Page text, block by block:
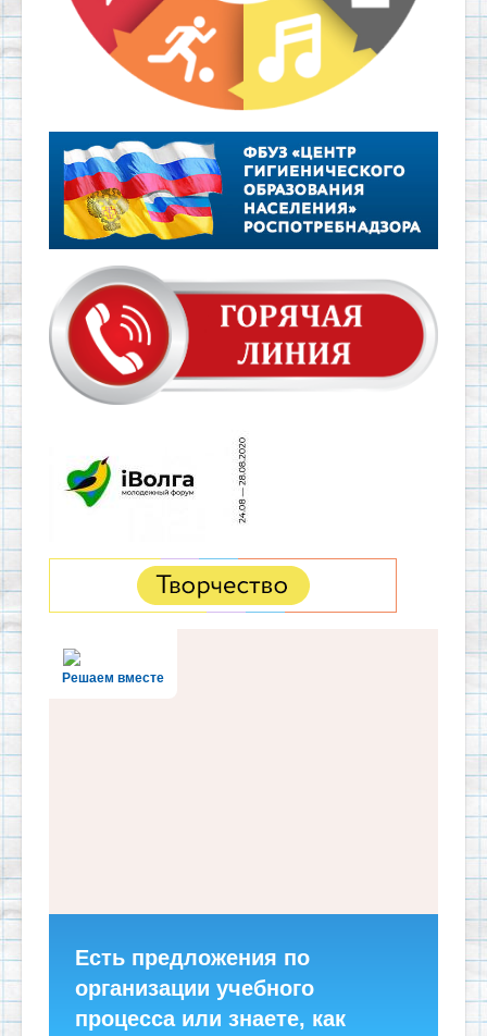
Решаем вместе
Есть предложения по
организации учебного
процесса или знаете, как